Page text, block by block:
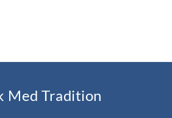
Med Tradition